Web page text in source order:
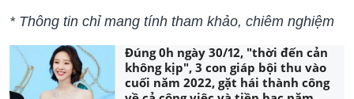
* Thông tin chỉ mang tính tham khảo, chiêm nghiệm
Đúng 0h ngày 30/12, "thời đến cản
không kịp", 3 con giáp bội thu vào
cuối năm 2022, gặt hái thành công